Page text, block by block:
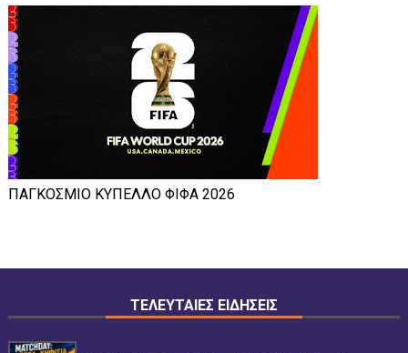
ΠΑΓΚΟΣΜΙΟ ΚΥΠΕΛΛΟ ΦΙΦΑ 2026
ΤΕΛΕΥΤΑΙΕΣ ΕΙΔΗΣΕΙΣ